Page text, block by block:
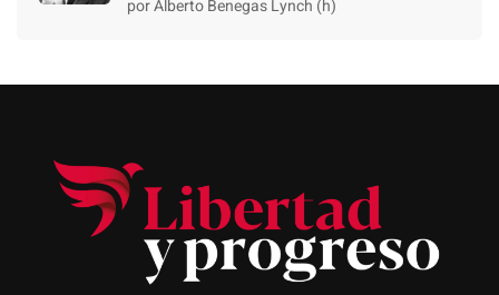
por Alberto Benegas Lynch (h)